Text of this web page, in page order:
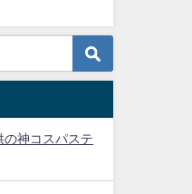
の神コスパステ